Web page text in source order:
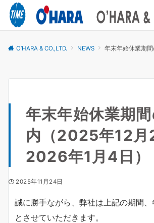
O’HARA & CO.,LTD. NEWS 年末年始休業期間のご案内
年末年始休業期
内（2025年12月
2026年1月4日）
2025年11月24日
誠に勝手ながら、弊社は上記の期間
とさせていただきます。